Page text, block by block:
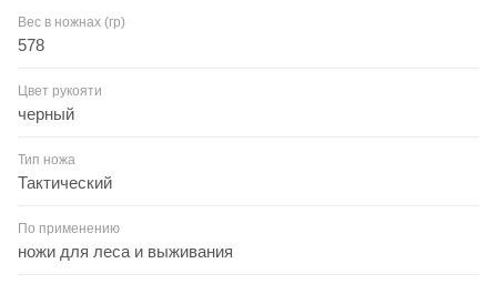
Вес в ножнах (гр)
578
Цвет рукояти
черный
Тип ножа
Тактический
По применению
ножи для леса и выживания